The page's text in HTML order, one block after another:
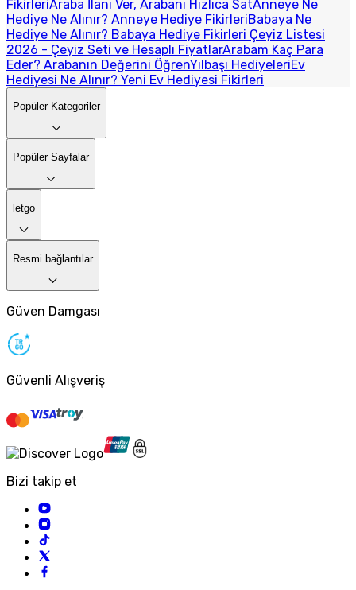
FikirleriAraba İlanı Ver, Arabanı Hızlıca SatAnneye Ne
Hediye Ne Alınır? Anneye Hediye FikirleriBabaya Ne
Hediye Ne Alınır? Babaya Hediye Fikirleri Çeyiz Listesi
2026 - Çeyiz Seti ve Hesaplı FiyatlarArabam Kaç Para
Eder? Arabanın Değerini ÖğrenYılbaşı HediyeleriEv
Hediyesi Ne Alınır? Yeni Ev Hediyesi Fikirleri
Popüler Kategoriler
Popüler Sayfalar
letgo
Resmi bağlantılar
Güven Damgası
Güvenli Alışveriş
Bizi takip et